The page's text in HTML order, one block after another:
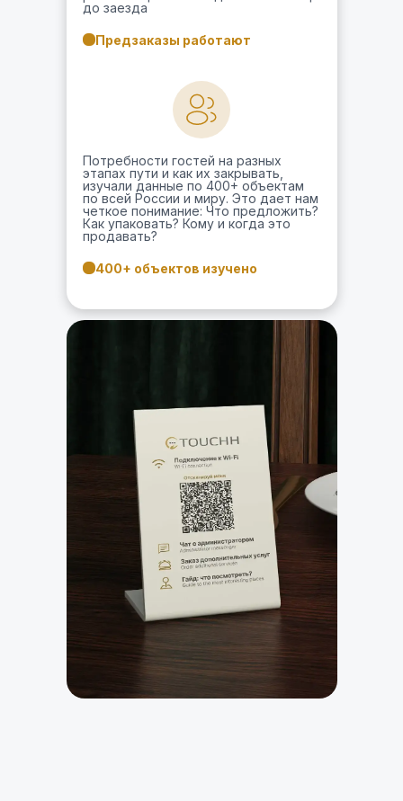
Потребности гостей на разных
этапах пути и как их закрывать,
изучали данные по 400+ объектам
по всей России и миру. Это дает нам
четкое понимание: Что предложить?
Как упаковать? Кому и когда это
продавать?
до заезда
400+ объектов изучено
Предзаказы работают